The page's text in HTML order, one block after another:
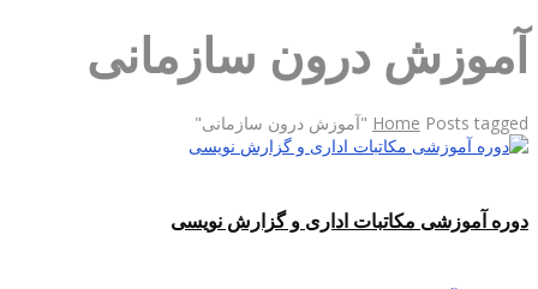
آموزش درون سازمانی
Home Posts tagged "آموزش درون سازمانی"
دوره آموزشی مکاتبات اداری و گزارش نویسی